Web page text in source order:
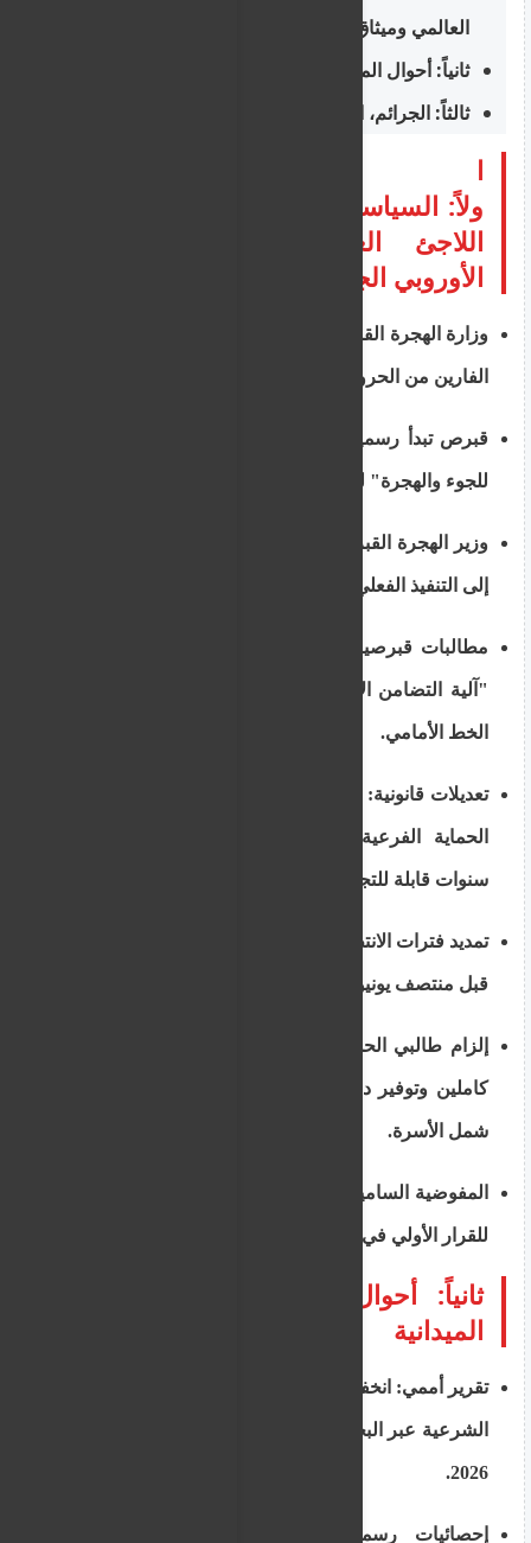
العالمي وميثاق الاتحاد الأوروبي الجديد)
ثانياً: أحوال المهاجرين والتدفقات الميدانية
ثالثاً: الجرائم، التزوير، ومكافحة الشبكات
ا
ولاً: السياسات واللجوء (بمناسبة يوم
اللاجئ العالمي وميثاق الاتحاد
الأوروبي الجديد)
وزارة الهجرة القبرصية تؤكد التزامها بحماية اللاجئين
الفارين من الحروب بالتوازي مع سيادة القانون.
قبرص تبدأ رسمياً بتطبيق "الميثاق الأوروبي الجديد
للجوء والهجرة" لتسريع البت في الطلبات.
وزير الهجرة القبرصي: الانتقال من مرحلة التخطيط
إلى التنفيذ الفعلي في إدارة ملف الحدود.
مطالبات قبرصية مستمرة للاتحاد الأوروبي بتفعيل
"آلية التضامن الإلزامي" لتخفيف الضغط عن دول
الخط الأمامي.
تعديلات قانونية: تحويل جميع تصاريح الإقامة لطالبي
سنوات قابلة للتجديد.
تمديد فترات الانتظار لملفات اللجوء القديمة المقدمة
قبل منتصف يونيو لإعطاء الأولوية للنظام الجديد.
إلزام طالبي الحماية الفرعية بالانتظار لمدة عامين
كاملين وتوفير دخل مسجل قبل السماح بطلب لم
شمل الأسرة.
للقرار الأولي في طلبات اللجوء العادية داخل قبرص.
ثانياً: أحوال المهاجرين والتدفقات
الميدانية
تقرير أممي: انخفاض ملحوظ في تدفقات الهجرة غير
الشرعية عبر البحر نحو قبرص في النصف الأول من
2026.
إحصائيات رسمية: المعابر البرية عبر "الخط